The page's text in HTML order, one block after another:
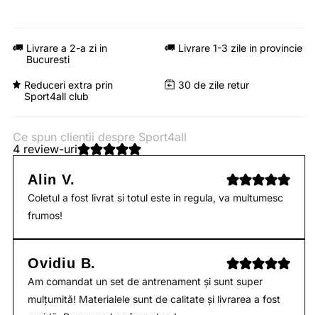
Livrare a 2-a zi in
Bucuresti
Livrare 1-3 zile in provincie
Reduceri extra prin
Sport4all club
30 de zile retur
Ce spun clientii despre Sport4all
4 review-uri
Alin V.
Coletul a fost livrat si totul este in regula, va multumesc
frumos!
Ovidiu B.
Am comandat un set de antrenament și sunt super
mulțumită! Materialele sunt de calitate și livrarea a fost